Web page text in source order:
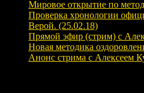
Мировое открытие по
Проверка хронологии
Верой. (25.02.18)
Прямой эфир (стрим) с
Новая методика
Анонс стрима с Алексеем